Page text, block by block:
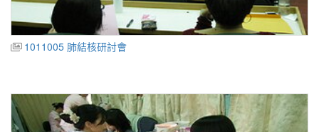
1011005 肺結核研討會